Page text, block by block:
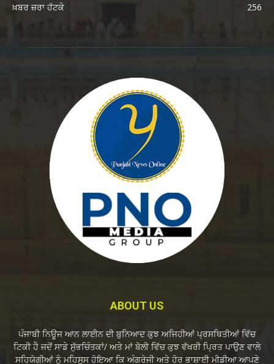
ਖ਼ਬਰ ਜ਼ਰਾ ਹੱਟਕੇ
256
ABOUT US
ਪੰਜਾਬੀ ਨਿਊਜ ਆਨ ਲਾਈਨ ਦੀ ਬੁਨਿਆਦ ਕੁਝ ਅਜਿਹੀਆਂ ਪ੍ਰਸਥਿਤੀਆਂ ਵਿੱਚ
ਟਿਕੀ ਹੈ ਜਦੋਂ ਸਾਡੇ ਸੁੱਭਚਿੰਤਕਾਂ/ ਅਤੇ ਮਾਂ ਬੋਲੀ ਵਿੱਚ ਕੁਝ ਵੱਖਰੀ ਪ੍ਰਿਤ ਪਾਉਣ ਵਾਲੇ
ਸਹਿਯੋਗੀਆਂ ਨੂੰ ਮਹਿਸੂਸ ਹੋਇਆ ਕਿ ਅੰਗਰੇਜੀ ਅਤੇ ਹੋਰ ਭਾਸ਼ਾਈ ਮੀਡੀਆ ਆਪਣੇ